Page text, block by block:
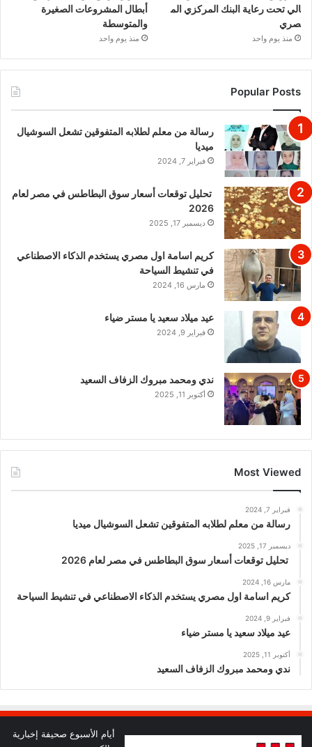
الي تحت رعاية البنك المركزي الم
صري
منذ يوم واحد
أبطال المشروعات الصغيرة
والمتوسطة
منذ يوم واحد
Popular Posts
رسالة من معلم لطلابه المتفوقين تشعل السوشيال
ميديا
فبراير 7, 2024
تحليل توقعات أسعار سوق البطاطس في مصر لعام
2026
ديسمبر 17, 2025
كريم اسامة اول مصري يستخدم الذكاء الاصطناعي
في تنشيط السياحة
مارس 16, 2024
عيد ميلاد سعيد يا مستر ضياء
فبراير 9, 2024
ندي ومحمد مبروك الزفاف السعيد
أكتوبر 11, 2025
Most Viewed
فبراير 7, 2024
رسالة من معلم لطلابه المتفوقين تشعل السوشيال ميديا
ديسمبر 17, 2025
تحليل توقعات أسعار سوق البطاطس في مصر لعام 2026
مارس 16, 2024
كريم اسامة اول مصري يستخدم الذكاء الاصطناعي في تنشيط السياحة
فبراير 9, 2024
عيد ميلاد سعيد يا مستر ضياء
أكتوبر 11, 2025
ندي ومحمد مبروك الزفاف السعيد
أيام الأسبوع صحيفة إخبارية